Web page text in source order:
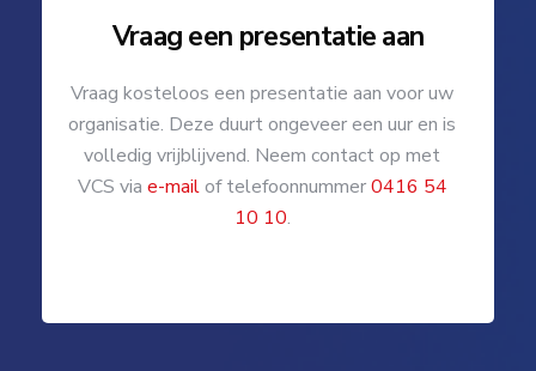
Vraag een presentatie aan
Vraag kosteloos een presentatie aan voor uw
organisatie. Deze duurt ongeveer een uur en is
volledig vrijblijvend. Neem contact op met
VCS via e-mailof telefoonnummer0416 54
10 10.